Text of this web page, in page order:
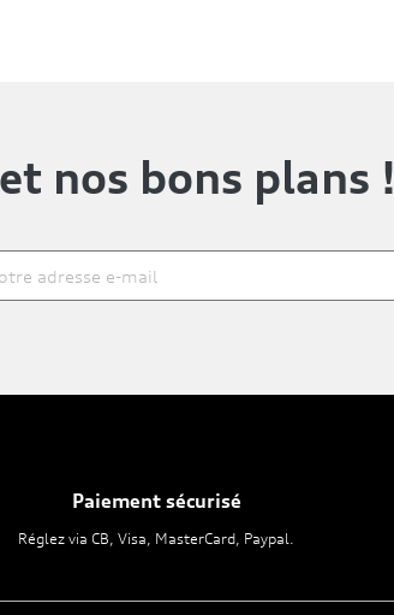
et nos bons plans !
Paiement sécurisé
Réglez via CB, Visa, MasterCard, Paypal.